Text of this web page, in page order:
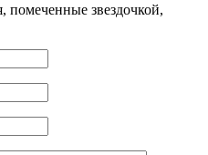
помеченные звездочкой,